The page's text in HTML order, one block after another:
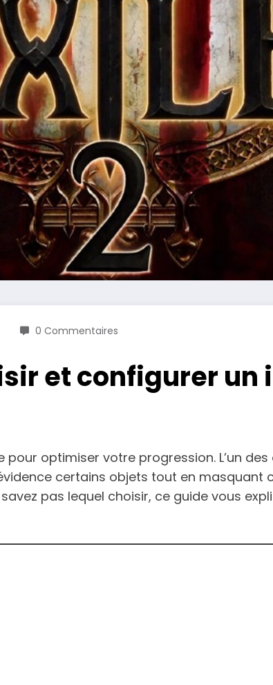
0 Commentaires
et configurer un
optimiser votre progression. L’un
certains objets tout en masquant
pas lequel choisir, ce guide vous